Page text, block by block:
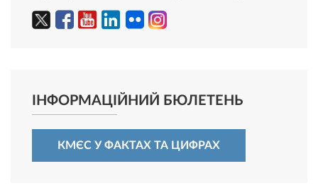
ІНФОРМАЦІЙНИЙ БЮЛЕТЕНЬ
КМЄС У ФАКТАХ ТА ЦИФРАХ